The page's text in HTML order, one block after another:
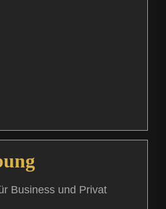
Business und Privat